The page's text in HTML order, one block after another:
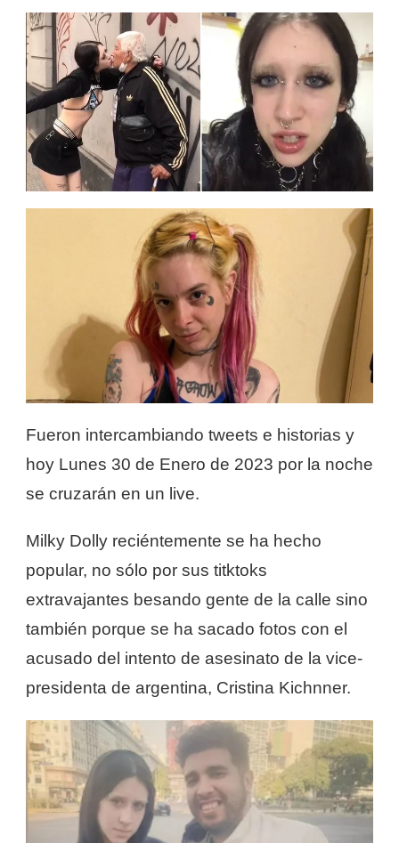
Fueron intercambiando tweets e historias y
hoy Lunes 30 de Enero de 2023 por la noche
se cruzarán en un live.
Milky Dolly reciéntemente se ha hecho
popular, no sólo por sus titktoks
extravajantes besando gente de la calle sino
también porque se ha sacado fotos con el
acusado del intento de asesinato de la vice-
presidenta de argentina, Cristina Kichnner.